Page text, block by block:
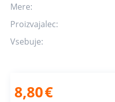
Mere:
Proizvajalec:
Vsebuje:
8,80€